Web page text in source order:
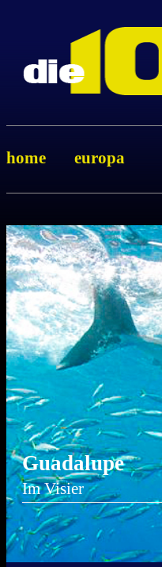
home europa
Guadalupe
Im Visier